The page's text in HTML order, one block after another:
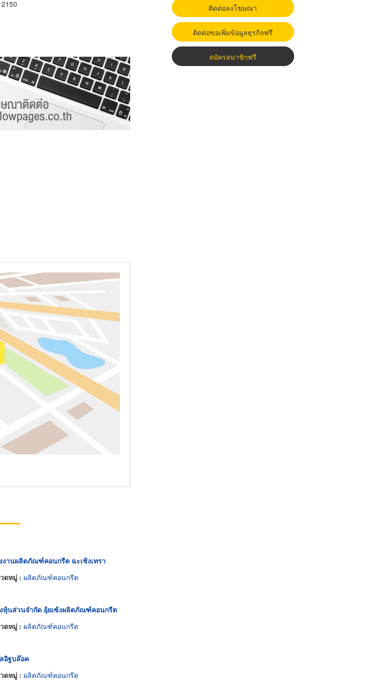
งานผลิตภัณฑ์คอนกรีต ฉะเชิงเทรา
ดหมู่ : ผลิตภัณฑ์คอนกรีต
หุ้นส่วนจำกัด อุ้ยเซ้งผลิตภัณฑ์คอนกรีต
ดหมู่ : ผลิตภัณฑ์คอนกรีต
อิฐบล๊อค
ดหมู่ : ผลิตภัณฑ์คอนกรีต
ติดต่อลงโฆษณา
ติดต่อขอเพิ่มข้อมูลธุรกิจฟรี
สมัครสมาชิกฟรี